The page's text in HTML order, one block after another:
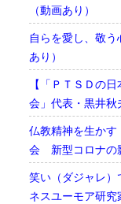
（動画あり）
自らを愛し、敬
あり）
【「ＰＴＳＤの
会」代表・黒井秋
仏教精神を生かす
会 新型コロナの
笑い（ダジャレ
ネスユーモア研